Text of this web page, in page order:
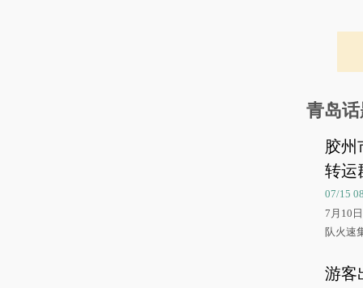
青岛
胶州
转运
07/15
7月10
队火速
游客